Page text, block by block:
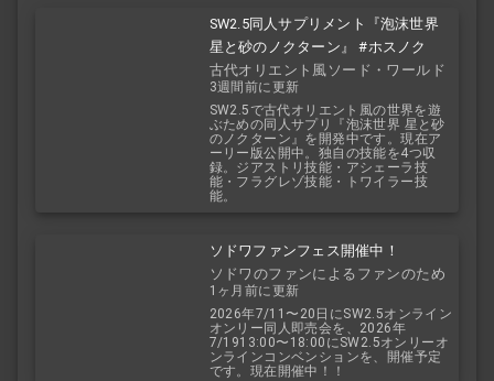
SW2.5同人サプリメント『泡沫世界
星と砂のノクターン』 #ホスノク
古代オリエント風ソード・ワールド
2.5
3週間前に更新
SW2.5で古代オリエント風の世界を遊
ぶための同人サプリ『泡沫世界 星と砂
のノクターン』を開発中です。現在ア
ーリー版公開中。独自の技能を4つ収
録。ジアストリ技能・アシェーラ技
能・フラグレゾ技能・トワイラー技
能。
ソドワファンフェス開催中！
ソドワのファンによるファンのため
のお祭り！
1ヶ月前に更新
2026年7/11〜20日にSW2.5オンライン
オンリー同人即売会を、2026年
7/1913:00〜18:00にSW2.5オンリーオ
ンラインコンベンションを、開催予定
です。現在開催中！！